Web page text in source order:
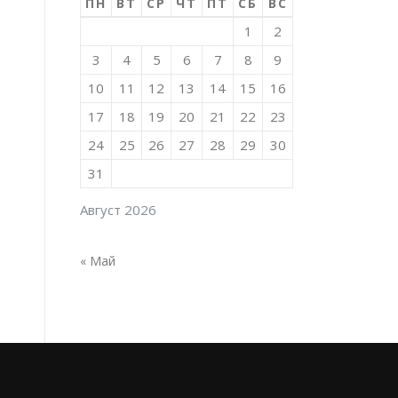
Август 2026
ПН ВТ СР ЧТ ПТ СБ ВС
1
2
3
4 5 6 7 8
9
10
11 12 13 14 15
16
17
18 19 20 21 22
23
24
25 26 27 28 29
30
31
« Май